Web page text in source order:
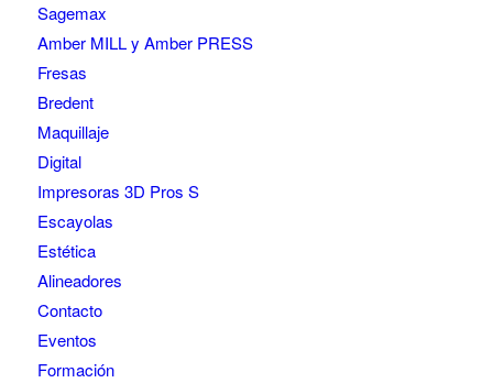
Sagemax
Amber MILL y Amber PRESS
Fresas
Bredent
Maquillaje
Digital
Impresoras 3D Pros S
Escayolas
Estética
Alineadores
Contacto
Eventos
Formación